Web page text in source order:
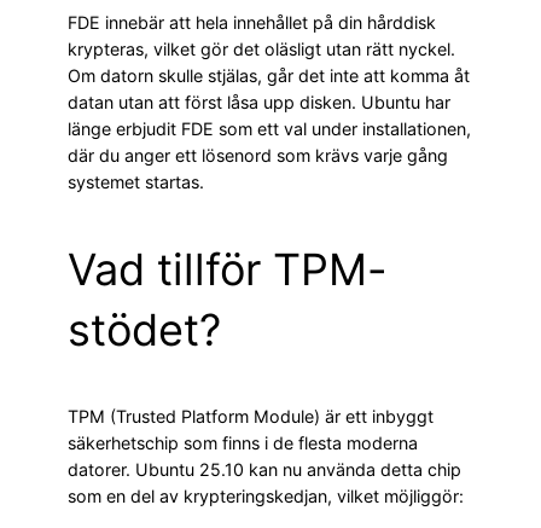
FDE innebär att hela innehållet på din hårddisk
krypteras, vilket gör det oläsligt utan rätt nyckel.
Om datorn skulle stjälas, går det inte att komma åt
datan utan att först låsa upp disken. Ubuntu har
länge erbjudit FDE som ett val under installationen,
där du anger ett lösenord som krävs varje gång
systemet startas.
Vad tillför TPM-
stödet?
TPM (Trusted Platform Module) är ett inbyggt
säkerhetschip som finns i de flesta moderna
datorer. Ubuntu 25.10 kan nu använda detta chip
som en del av krypteringskedjan, vilket möjliggör: